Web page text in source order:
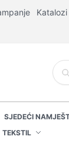
Katalozi
SJEDEĆI
TEKSTIL